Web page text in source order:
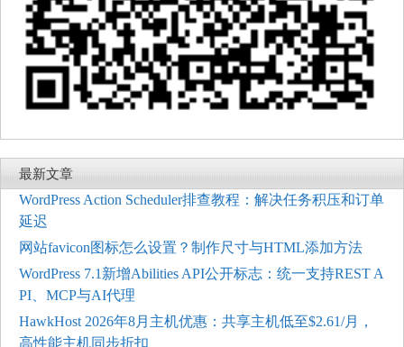
最新文章
WordPress Action Scheduler排查教程：解决任务积压和订单
延迟
网站favicon图标怎么设置？制作尺寸与HTML添加方法
WordPress 7.1新增Abilities API公开标志：统一支持REST A
PI、MCP与AI代理
HawkHost 2026年8月主机优惠：共享主机低至$2.61/月，
高性能主机同步折扣